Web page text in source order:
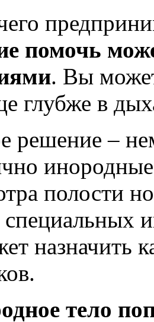
помочь
. Вы
глубже в
решение –
полости
специальных
назначить
тело